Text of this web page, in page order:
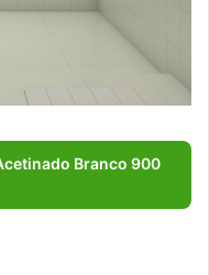
Branco 900